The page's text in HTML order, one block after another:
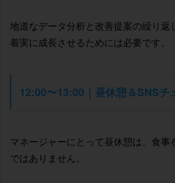
地道なデータ分析と改善提案の繰り返
着実に成長させるためには必要です。
12:00〜13:00｜昼休憩＆SNSチ
マネージャーにとって昼休憩は、食事
ではありません。